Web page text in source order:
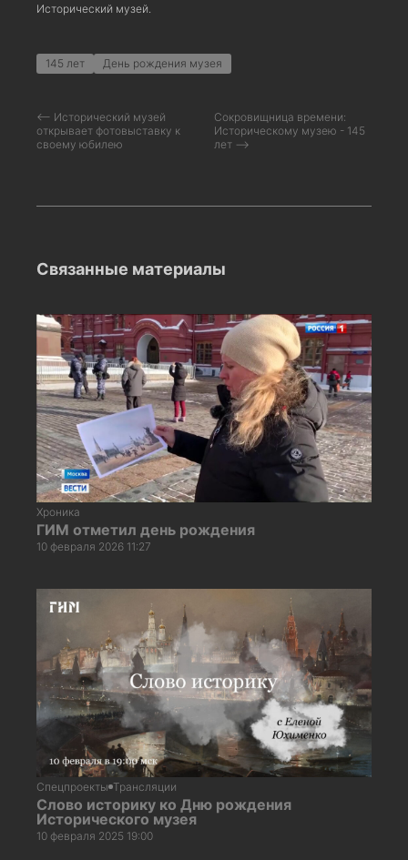
Исторический музей.
145 лет День рождения музея
⟵ Исторический музей
открывает фотовыставку к
своему юбилею
Сокровищница времени:
Историческому музею - 145
лет ⟶
Связанные материалы
Хроника
ГИМ отметил день рождения
10 февраля 2026 11:27
Спецпроекты Трансляции
Слово историку ко Дню рождения
Исторического музея
10 февраля 2025 19:00